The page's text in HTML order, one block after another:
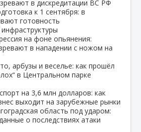
в дискредитации ВС РФ
к 1 сентября: в
готовность
на фоне опьянения:
в нападении с ножом на
арбузы и веселье: как прошёл
в Центральном парке
на 3,6 млн долларов: как
выходит на зарубежные рынки
область под ударом:
о последствиях атаки